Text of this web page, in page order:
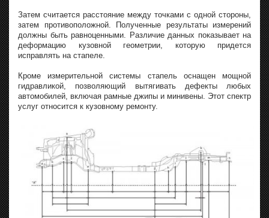
Затем считается расстояние между точками с одной стороны,
затем противоположной. Полученные результаты измерений
должны быть равноценными. Различие данных показывает на
деформацию кузовной геометрии, которую придется
исправлять на стапеле.
Кроме измерительной системы стапель оснащен мощной
гидравликой, позволяющий вытягивать дефекты любых
автомобилей, включая рамные джипы и минивены. Этот спектр
услуг относится к кузовному ремонту.